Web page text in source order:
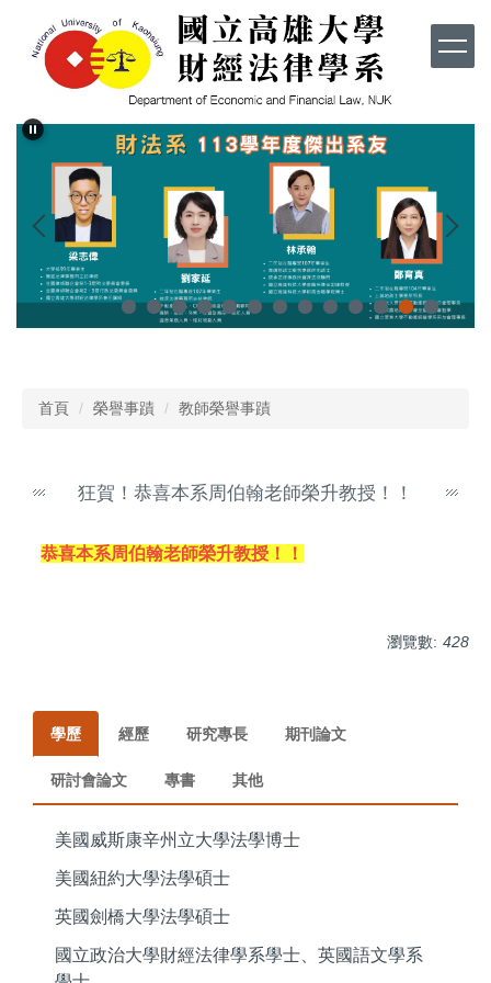
容
首頁 榮譽事蹟 教師榮譽事蹟
狂賀！恭喜本系周伯翰老師榮升教授！！
恭喜本系周伯翰老師榮升教授！！
瀏覽數: 428
學歷 經歷 研究專長 期刊論文
研討會論文 專書 其他
美國威斯康辛州立大學法學博士
美國紐約大學法學碩士
英國劍橋大學法學碩士
國立政治大學財經法律學系學士、英國語文學系